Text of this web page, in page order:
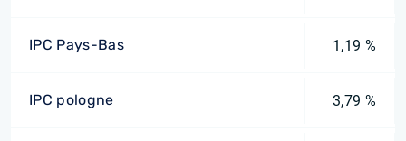
IPC Pays-Bas 1,19 %
IPC pologne 3,79 %